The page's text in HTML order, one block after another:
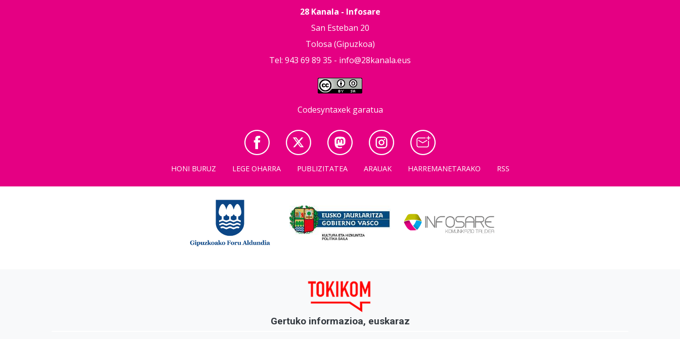
28 Kanala - Infosare
San Esteban 20
Tolosa (Gipuzkoa)
Tel: 943 69 89 35 - info@28kanala.eus
Codesyntaxek garatua
HONI BURUZ LEGE OHARRA PUBLIZITATEA ARAUAK HARREMANETARAKO RSS
Gertuko informazioa, euskaraz